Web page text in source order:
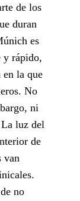
de los
duran
es
y rápido,
en la que
No
ni
luz del
de
van
no